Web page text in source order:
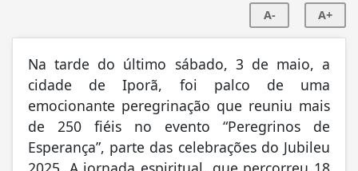
2025. A jornada espiritual, que percorreu 18
quilômetros entre Nova Santa Helena
(Oroete) e o Santuário Santo Antônio,
marcou a comunidade com momentos de
oração, cânticos e solidariedade, reforçando
a mensagem de esperança do Ano Santo
proclamado pelo Papa Francisco.